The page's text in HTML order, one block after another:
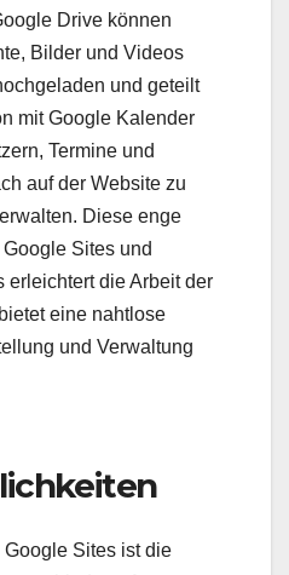
Drive können
Bilder und Videos
und geteilt
mit Google Kalender
Termine und
auf der Website zu
Diese enge
Sites und
erleichtert die Arbeit der
eine nahtlose
und Verwaltung
Sites ist die